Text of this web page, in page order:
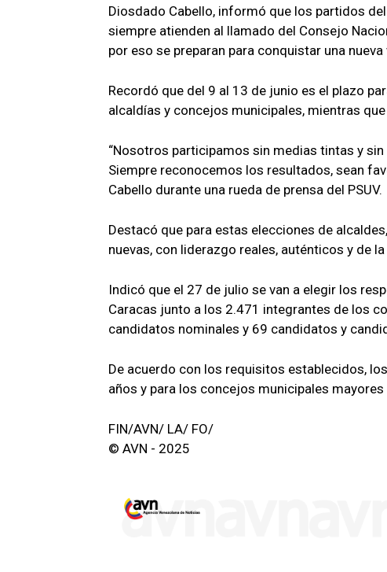
Diosdado Cabello, informó que los partidos
siempre atienden al llamado del Consejo
por eso se preparan para conquistar una nueva
Recordó que del 9 al 13 de junio es el plazo
alcaldías y concejos municipales, mientras
“Nosotros participamos sin medias tintas y
Siempre reconocemos los resultados, sean
Cabello durante una rueda de prensa del PSUV.
Destacó que para estas elecciones de
nuevas, con liderazgo reales, auténticos y de la
Indicó que el 27 de julio se van a elegir los
Caracas junto a los 2.471 integrantes de los
candidatos nominales y 69 candidatos y
De acuerdo con los requisitos establecidos,
años y para los concejos municipales mayores
FIN/AVN/ LA/ FO/
© AVN - 2025